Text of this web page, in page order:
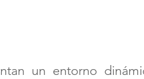
un entorno